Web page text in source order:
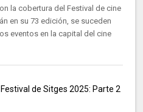
la cobertura del Festival de cine
en su 73 edición, se suceden
eventos en la capital del cine
de Sitges 2025: Parte 2